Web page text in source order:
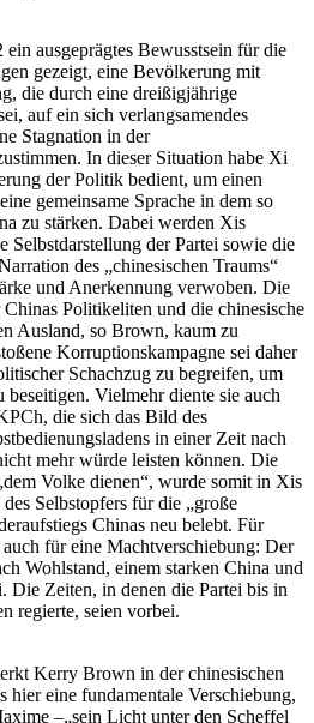
ausgeprägtes Bewusstsein für die
gezeigt, eine Bevölkerung mit
die durch eine dreißigjährige
auf ein sich verlangsamendes
Stagnation in der
In dieser Situation habe Xi
der Politik bedient, um einen
gemeinsame Sprache in dem so
zu stärken. Dabei werden Xis
Selbstdarstellung der Partei sowie die
des „chinesischen Traums“
und Anerkennung verwoben. Die
Politikeliten und die chinesische
Ausland, so Brown, kaum zu
Korruptionskampagne sei daher
Schachzug zu begreifen, um
Vielmehr diente sie auch
die sich das Bild des
in einer Zeit nach
mehr würde leisten können. Die
Volke dienen“, wurde somit in Xis
Selbstopfers für die „große
Chinas neu belebt. Für
für eine Machtverschiebung: Der
Wohlstand, einem starken China und
Die Zeiten, in denen die Partei bis in
regierte, seien vorbei.
Kerry Brown in der chinesischen
eine fundamentale Verschiebung,
–„sein Licht unter den Scheffel